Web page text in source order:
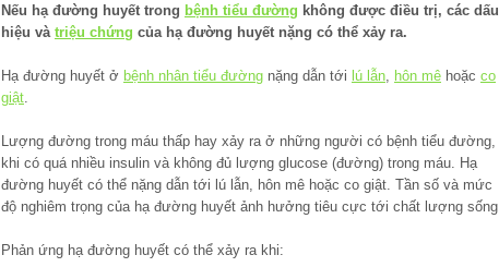
Nếu hạ đường huyết trong bệnh tiểu đường không được điều trị, các dấu
hiệu và triệu chứng của hạ đường huyết nặng có thể xảy ra.
Hạ đường huyết ở bệnh nhân tiểu đường nặng dẫn tới lú lẫn hôn mê hoặc co
giật
Lượng đường trong máu thấp hay xảy ra ở những người có bệnh tiểu đường,
khi có quá nhiều insulin và không đủ lượng glucose (đường) trong máu. Hạ
đường huyết có thể nặng dẫn tới lú lẫn, hôn mê hoặc co giật. Tần số và mức
độ nghiêm trọng của hạ đường huyết ảnh hưởng tiêu cực tới chất lượng sống.
Phản ứng hạ đường huyết có thể xảy ra khi: